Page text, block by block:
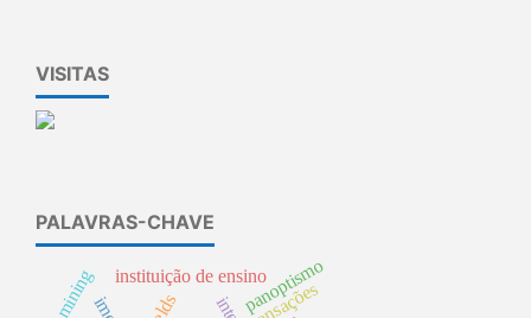
VISITAS
PALAVRAS-CHAVE
sensações
instituição de ensinopanoptismo
mining